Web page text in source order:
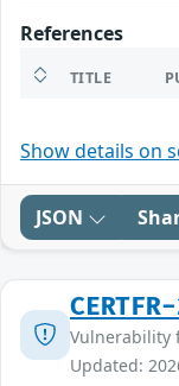
References
TITLE
Show details on
JSON
Vulnerability
Updated: